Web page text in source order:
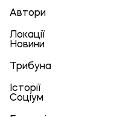
Автори
Локації
Новини
Трибуна
Історії
Соціум